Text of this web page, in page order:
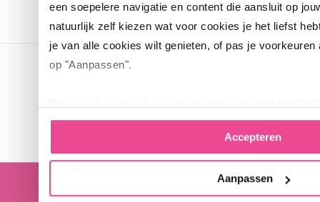
een soepelere navigatie en content die aansluit op
natuurlijk zelf kiezen wat voor cookies je het liefst
je van alle cookies wilt genieten, of pas je voorkeuren
op "Aanpassen".
Accepteren
Aanpassen